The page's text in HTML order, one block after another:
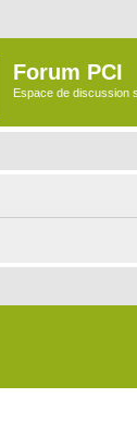
Forum PCI
Espace de discussion